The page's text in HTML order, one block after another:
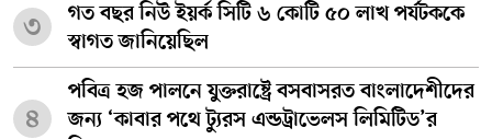
৩
গত বছর নিউ ইয়র্ক সিটি ৬ কোটি ৫০ লাখ পর্যটককে
স্বাগত জানিয়েছিল
৪
পবিত্র হজ পালনে যুক্তরাষ্ট্রে বসবাসরত বাংলাদেশীদের
জন্য ‘কাবার পথে ট্যুরস এন্ডট্রাভেলস লিমিটিড’র